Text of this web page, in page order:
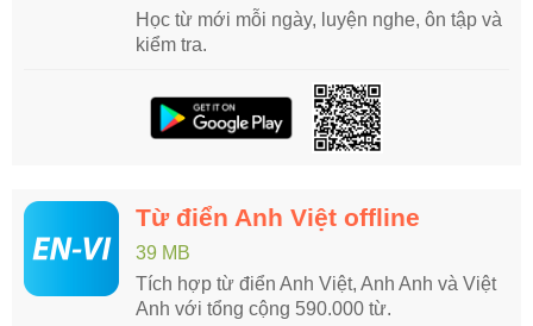
Học từ mới mỗi ngày, luyện nghe, ôn tập và
kiểm tra.
Từ điển Anh Việt offline
39 MB
Tích hợp từ điển Anh Việt, Anh Anh và Việt
Anh với tổng cộng 590.000 từ.